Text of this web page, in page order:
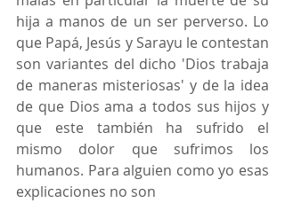
hija a manos de un ser perverso. Lo
que Papá, Jesús y Sarayu le contestan
son variantes del dicho 'Dios trabaja
de maneras misteriosas' y de la idea
de que Dios ama a todos sus hijos y
que este también ha sufrido el
mismo dolor que sufrimos los
humanos. Para alguien como yo esas
explicaciones no son